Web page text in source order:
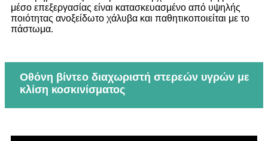
μέσο επεξεργασίας είναι κατασκευασμένο από υψηλής
ποιότητας ανοξείδωτο χάλυβα και παθητικοποιείται με το
πάστωμα.
Οθόνη βίντεο διαχωριστή στερεών υγρών με
κλίση κοσκινίσματος